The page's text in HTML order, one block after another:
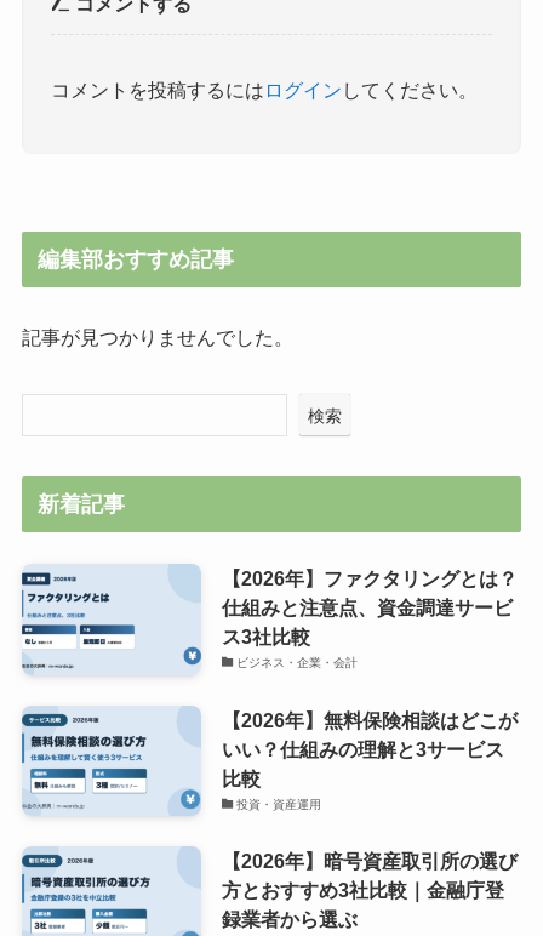
コメントを投稿するには ログイン してください。
編集部おすすめ記事
記事が見つかりませんでした。
検索
新着記事
【2026年】ファクタリングとは？
仕組みと注意点、資金調達サービ
ス3社比較
ビジネス・企業・会計
【2026年】無料保険相談はどこが
いい？仕組みの理解と3サービス
比較
投資・資産運用
【2026年】暗号資産取引所の選び
方とおすすめ3社比較｜金融庁登
録業者から選ぶ